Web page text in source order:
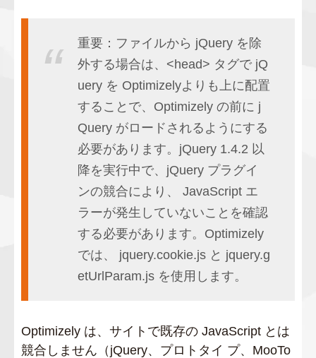
重要：ファイルから jQuery を除
外する場合は、<head> タグで jQ
uery を Optimizelyよりも上に配置
することで、Optimizely の前に j
Query がロードされるようにする
必要があります。jQuery 1.4.2 以
降を実行中で、jQuery プラグイ
ンの競合により、 JavaScript エ
ラーが発生していないことを確認
する必要があります。Optimizely
では、 jquery.cookie.js と jquery.g
etUrlParam.js を使用します。
Optimizely は、サイトで既存の JavaScript とは
競合しません（jQuery、プロトタイ プ、MooTo